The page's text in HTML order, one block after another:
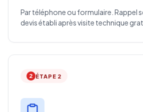
Par téléphone ou formulaire. Rappel
devis établi après visite technique
2 ÉTAPE 2